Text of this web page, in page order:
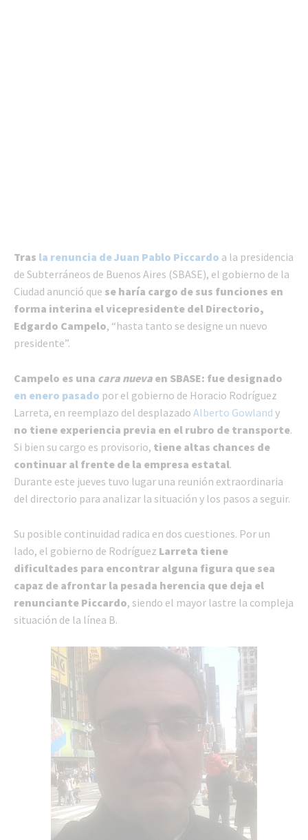
Tras la renuncia de Juan Pablo Piccardo a la presidencia
de Subterráneos de Buenos Aires (SBASE), el gobierno de la
Ciudad anunció que se haría cargo de sus funciones en
forma interina el vicepresidente del Directorio,
Edgardo Campelo, “hasta tanto se designe un nuevo
presidente”.
Campelo es una cara nueva en SBASE: fue designado
en enero pasado por el gobierno de Horacio Rodríguez
Larreta, en reemplazo del desplazado Alberto Gowland y
no tiene experiencia previa en el rubro de transporte.
Si bien su cargo es provisorio, tiene altas chances de
continuar al frente de la empresa estatal.
Durante este jueves tuvo lugar una reunión extraordinaria
del directorio para analizar la situación y los pasos a seguir.
Su posible continuidad radica en dos cuestiones. Por un
lado, el gobierno de Rodríguez Larreta tiene
dificultades para encontrar alguna figura que sea
capaz de afrontar la pesada herencia que deja el
renunciante Piccardo, siendo el mayor lastre la compleja
situación de la línea B.